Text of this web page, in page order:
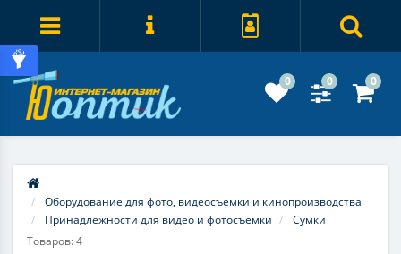
0 0 0
Оборудование для фото, видеосъемки и кинопроизводства
Принадлежности для видео и фотосъемки
Сумки
Товаров: 4